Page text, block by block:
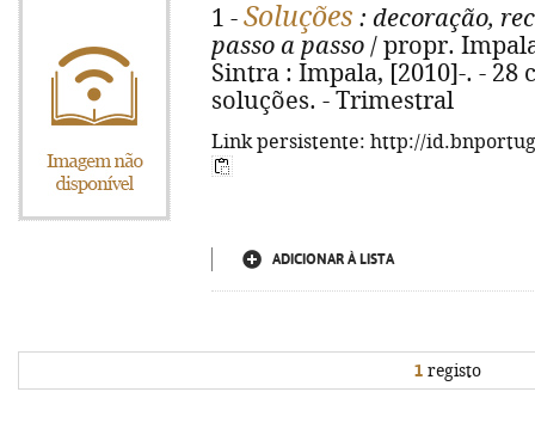
1 - Soluções : decoração,
passo a passo / propr.
Sintra : Impala, [2010]-. - 28
soluções. - Trimestral
Link persistente: http://
ADICIONAR À LISTA
1 registo